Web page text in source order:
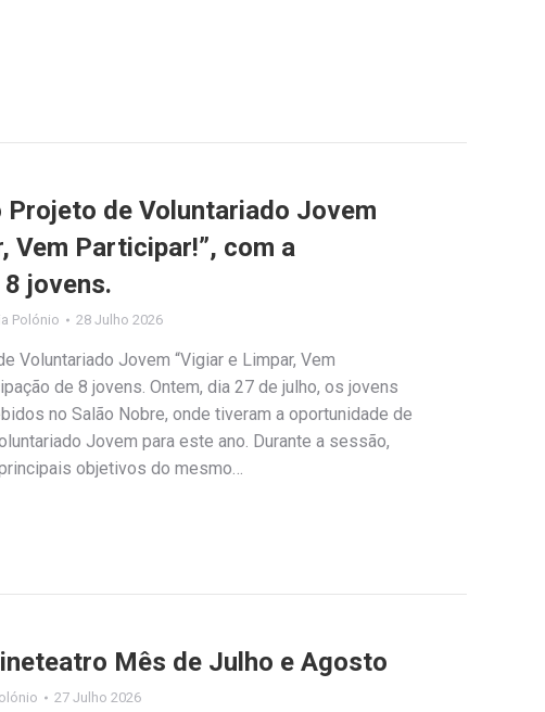
Projeto de Voluntariado Jovem
Vem Participar!”, com a
jovens.
Polónio 28 Julho 2026
Voluntariado Jovem “Vigiar e Limpar, Vem
de 8 jovens. Ontem, dia 27 de julho, os jovens
no Salão Nobre, onde tiveram a oportunidade de
Jovem para este ano. Durante a sessão,
objetivos do mesmo…
Mês de Julho e Agosto
27 Julho 2026